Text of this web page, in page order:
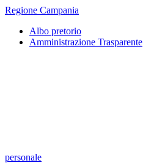
Regione Campania
Albo pretorio
Amministrazione Trasparente
personale